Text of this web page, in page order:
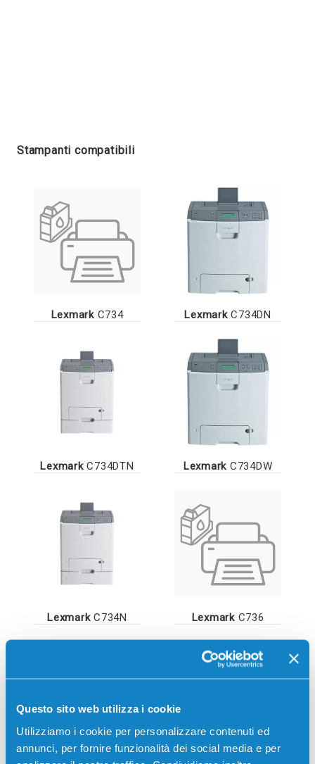
Questo sito web utilizza i cookie
Utilizziamo i cookie per personalizzare contenuti ed
annunci, per fornire funzionalità dei social media e per
Stampanti compatibili
LexmarkC734 LexmarkC734DN
LexmarkC734DTN Lexmark C734DW
LexmarkC734N LexmarkC736